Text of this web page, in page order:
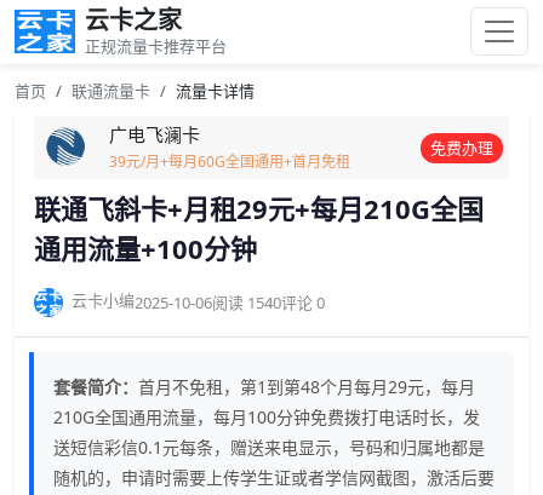
云卡之家
正规流量卡推荐平台
首页 联通流量卡 流量卡详情
广电飞澜卡
39元/月+每月60G全国通用+首月免租
免费办理
联通飞斜卡+月租29元+每月210G全国
通用流量+100分钟
云卡小编2025-10-06阅读 1540评论 0
套餐简介： 首月不免租，第1到第48个月每月29元，每月
210G全国通用流量，每月100分钟免费拨打电话时长，发
送短信彩信0.1元每条，赠送来电显示，号码和归属地都是
随机的，申请时需要上传学生证或者学信网截图，激活后要